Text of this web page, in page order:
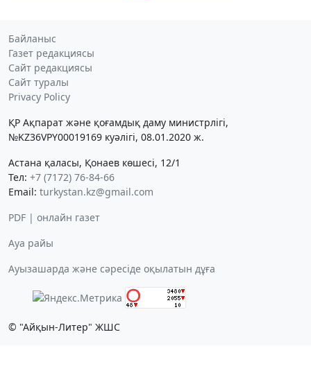
Байланыс
Газет редакциясы
Сайт редакциясы
Сайт туралы
Privacy Policy
ҚР Ақпарат және қоғамдық даму министрлігі,
№KZ36VPY00019169 куәлігі, 08.01.2020 ж.
Астана қаласы, Қонаев көшесі, 12/1
Тел: +7 (7172) 76-84-66
Email: turkystan.kz@gmail.com
PDF | онлайн газет
Ауа райы
Ауызашарда және сәресіде оқылатын дұға
© "Айқын-Литер" ЖШС